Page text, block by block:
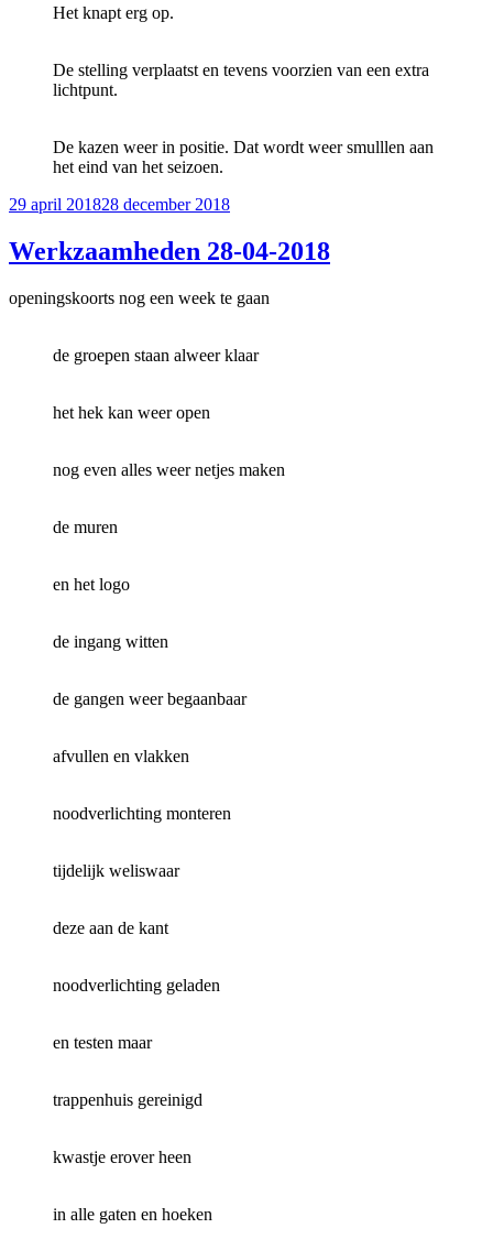
Het knapt erg op.
De stelling verplaatst en tevens voorzien van een extra
lichtpunt.
De kazen weer in positie. Dat wordt weer smulllen aan
het eind van het seizoen.
Geplaatst
29 april 201828 december 2018
Werkzaamheden 28-04-2018
openingskoorts nog een week te gaan
de groepen staan alweer klaar
het hek kan weer open
nog even alles weer netjes maken
de muren
en het logo
de ingang witten
de gangen weer begaanbaar
afvullen en vlakken
noodverlichting monteren
tijdelijk weliswaar
deze aan de kant
noodverlichting geladen
en testen maar
trappenhuis gereinigd
kwastje erover heen
in alle gaten en hoeken